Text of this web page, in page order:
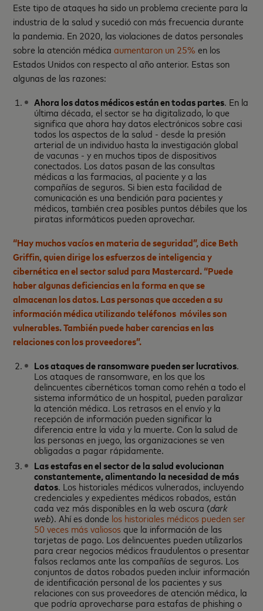
Este tipo de ataques ha sido un problema creciente para la
industria de la salud y sucedió con más frecuencia durante
la pandemia. En 2020, las violaciones de datos personales
sobre la atención médicaaumentaron un 25% en los
Estados Unidos con respecto al año anterior. Estas son
algunas de las razones:
Ahora los datos médicos están en todas partes. En la
última década, el sector se ha digitalizado, lo que
significa que ahora hay datos electrónicos sobre casi
todos los aspectos de la salud - desde la presión
arterial de un individuo hasta la investigación global
de vacunas - y en muchos tipos de dispositivos
conectados. Los datos pasan de las consultas
médicas a las farmacias, al paciente y a las
compañías de seguros. Si bien esta facilidad de
comunicación es una bendición para pacientes y
médicos, también crea posibles puntos débiles que los
piratas informáticos pueden aprovechar.
“Hay muchos vacíos en materia de seguridad”, dice Beth
Griffin, quien dirige los esfuerzos de inteligencia y
cibernética en el sector salud para Mastercard. “Puede
haber algunas deficiencias en la forma en que se
almacenan los datos. Las personas que acceden a su
información médica utilizando teléfonos móviles son
vulnerables. También puede haber carencias en las
relaciones con los proveedores”.
Los ataques de ransomwarepueden ser lucrativos.
Los ataques de ransomware, en los que los
delincuentes cibernéticos toman como rehén a todo el
sistema informático de un hospital, pueden paralizar
la atención médica. Los retrasos en el envío y la
recepción de información pueden significar la
diferencia entre la vida y la muerte. Con la salud de
las personas en juego, las organizaciones se ven
obligadas a pagar rápidamente.
Las estafas en el sector de la salud evolucionan
constantemente, alimentando la necesidad de más
datos. Los historiales médicos vulnerados, incluyendo
credenciales y expedientes médicos robados, están
cada vez más disponibles en la web oscura (dark
web). Ahí es donde los historiales médicos pueden ser
50 veces más valiososque la información de las
tarjetas de pago. Los delincuentes pueden utilizarlos
para crear negocios médicos fraudulentos o presentar
falsos reclamos ante las compañías de seguros. Los
conjuntos de datos robados pueden incluir información
de identificación personal de los pacientes y sus
relaciones con sus proveedores de atención médica, la
que podría aprovecharse para estafas de phishing o